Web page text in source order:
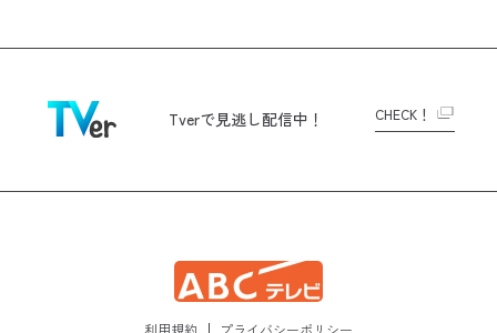
Tverで見逃し配信中！ CHECK！
利用規約 プライバシーポリシー